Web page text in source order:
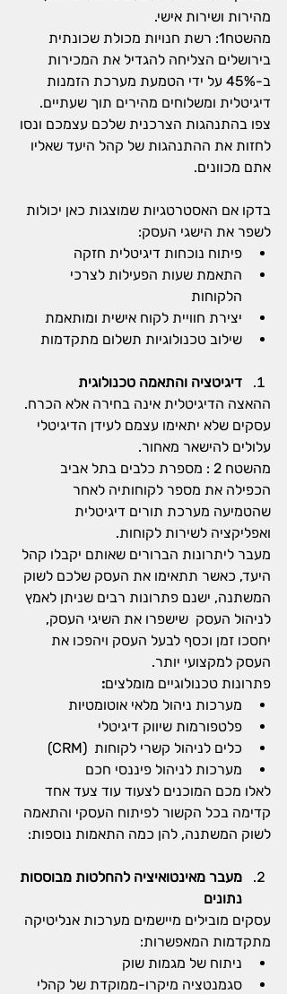
מהירות ושירות אישי.
מהשטח1: רשת חנויות מכולת שכונתית
בירושלים הצליחה להגדיל את המכירות
ב-45% על ידי הטמעת מערכת הזמנות
דיגיטלית ומשלוחים מהירים תוך שעתיים.
צפו בהתנהגות הצרכנית שלכם עצמכם ונסו
לחזות את ההתנהגות של קהל היעד שאליו
אתם מכוונים.
בדקו אם האסטרטגיות שמוצגות כאן יכולות
לשפר את הישגי העסק:
פיתוח נוכחות דיגיטלית חזקה
התאמת שעות הפעילות לצרכי
הלקוחות
יצירת חוויית לקוח אישית ומותאמת
שילוב טכנולוגיות תשלום מתקדמות
דיגיטציה והתאמה טכנולוגית
ההאצה הדיגיטלית אינה בחירה אלא הכרח.
עסקים שלא יתאימו עצמם לעידן הדיגיטלי
עלולים להישאר מאחור.
מהשטח 2 : מספרת כלבים בתל אביב
הכפילה את מספר לקוחותיה לאחר
שהטמיעה מערכת תורים דיגיטלית
ואפליקציה לשירות לקוחות.
מעבר ליתרונות הברורים שאותם יקבלו קהל
היעד, כאשר תתאימו את העסק שלכם לשוק
המשתנה, ישנם פתרונות רבים שניתן לאמץ
לניהול העסק  שישפרו את השיגי העסק,
יחסכו זמן וכסף לבעל העסק ויהפכו את
העסק למקצועי יותר.
פתרונות טכנולוגיים מומלצים:
מערכות ניהול מלאי אוטומטיות
פלטפורמות שיווק דיגיטלי
כלים לניהול קשרי לקוחות  (CRM)
מערכות לניהול פיננסי חכם
לאלו מכם המוכנים לצעוד עוד צעד אחד
קדימה בכל הקשור לפיתוח העסקי והתאמה
לשוק המשתנה, להן כמה התאמות נוספות:
מעבר מאינטואיציה להחלטות מבוססות
נתונים
עסקים מובילים מיישמים מערכות אנליטיקה
מתקדמות המאפשרות:
ניתוח של מגמות שוק
סגמנטציה מיקרו-ממוקדת של קהלי